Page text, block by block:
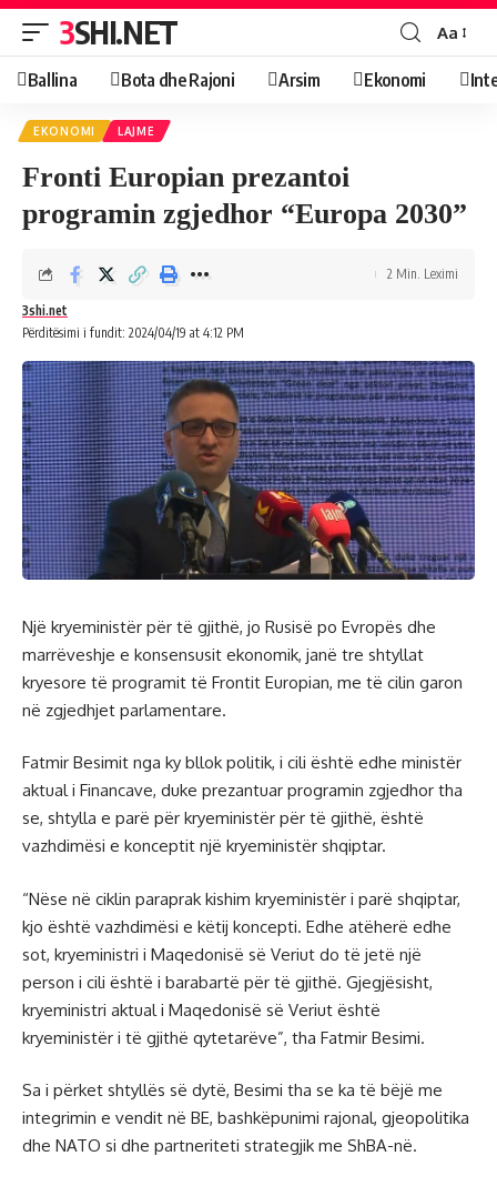
3SHI.NET Aa
Ballina Bota dhe Rajoni Arsim Ekonomi
EKONOMI LAJME
Fronti Europian prezantoi
programin zgjedhor “Europa 2030”
Përditësimi i fundit: 2024/04/19 at 4:12 PM
3shi.net
2 Min. Leximi
Një kryeministër për të gjithë, jo Rusisë po Evropës dhe
marrëveshje e konsensusit ekonomik, janë tre shtyllat
kryesore të programit të Frontit Europian, me të cilin garon
në zgjedhjet parlamentare.
Fatmir Besimit nga ky bllok politik, i cili është edhe ministër
aktual i Financave, duke prezantuar programin zgjedhor tha
se, shtylla e parë për kryeministër për të gjithë, është
vazhdimësi e konceptit një kryeministër shqiptar.
“Nëse në ciklin paraprak kishim kryeministër i parë shqiptar,
kjo është vazhdimësi e këtij koncepti. Edhe atëherë edhe
sot, kryeministri i Maqedonisë së Veriut do të jetë një
person i cili është i barabartë për të gjithë. Gjegjësisht,
kryeministri aktual i Maqedonisë së Veriut është
kryeministër i të gjithë qytetarëve”, tha Fatmir Besimi.
Sa i përket shtyllës së dytë, Besimi tha se ka të bëjë me
integrimin e vendit në BE, bashkëpunimi rajonal, gjeopolitika
dhe NATO si dhe partneriteti strategjik me ShBA-në.